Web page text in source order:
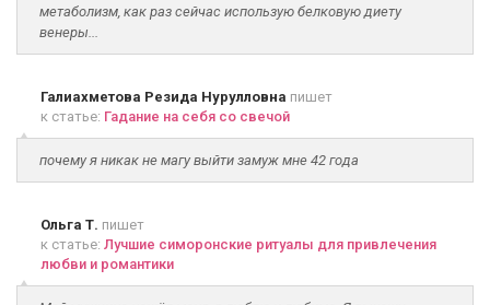
метаболизм, как раз сейчас использую белковую диету
венеры...
Галиахметова Резида Нурулловна пишет
к статье: Гадание на себя со свечой
почему я никак не магу выйти замуж мне 42 года
Ольга Т. пишет
к статье: Лучшие симоронские ритуалы для привлечения
любви и романтики